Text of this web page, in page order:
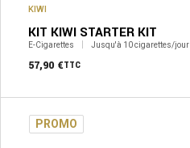
KIWI
KIT KIWI STARTER KIT
E-Cigarettes Jusqu'à 10 cigarettes/jour
57,90 €TTC
PROMO